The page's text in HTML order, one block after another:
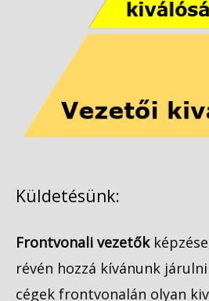
Küldetésünk:
Frontvonali vezetők
révén hozzá kívánunk
cégek frontvonalán olyan